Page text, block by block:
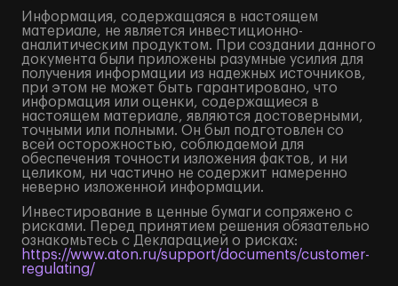
Информация, содержащаяся в настоящем
материале, не является инвестиционно-
аналитическим продуктом. При создании данного
документа были приложены разумные усилия для
получения информации из надежных источников,
при этом не может быть гарантировано, что
информация или оценки, содержащиеся в
настоящем материале, являются достоверными,
точными или полными. Он был подготовлен со
всей осторожностью, соблюдаемой для
обеспечения точности изложения фактов, и ни
целиком, ни частично не содержит намеренно
неверно изложенной информации.
Инвестирование в ценные бумаги сопряжено с
рисками. Перед принятием решения обязательно
ознакомьтесь с Декларацией о рисках:
https://www.aton.ru/support/documents/customer-
regulating/